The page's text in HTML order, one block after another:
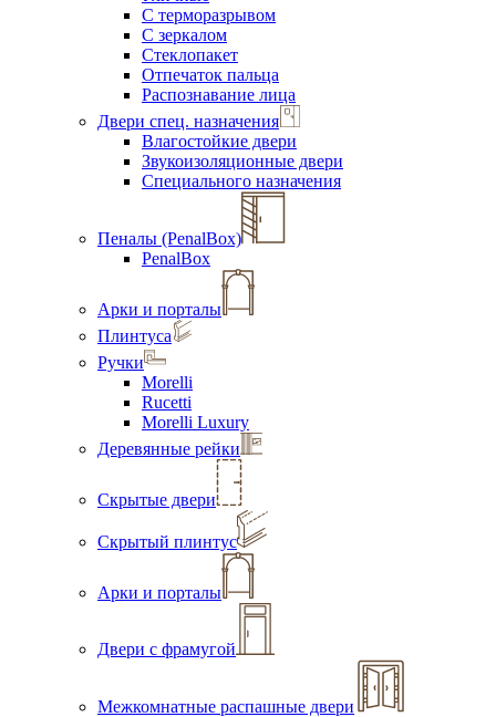
С терморазрывом
С зеркалом
Стеклопакет
Отпечаток пальца
Распознавание лица
Двери спец. назначения
Влагостойкие двери
Звукоизоляционные двери
Специального назначения
Пеналы (PenalBox)
PenalBox
Арки и порталы
Плинтуса
Ручки
Morelli
Rucetti
Morelli Luxury
Деревянные рейки
Скрытые двери
Скрытый плинтус
Арки и порталы
Двери с фрамугой
Межкомнатные распашные двери